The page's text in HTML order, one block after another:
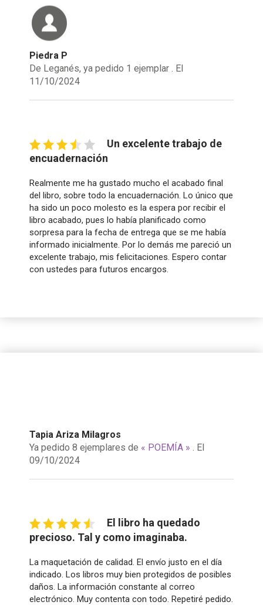
Piedra P
De Leganés, ya pedido 1 ejemplar . El
11/10/2024
Un excelente trabajo de
encuadernación
Realmente me ha gustado mucho el acabado final
del libro, sobre todo la encuadernación. Lo único que
ha sido un poco molesto es la espera por recibir el
libro acabado, pues lo había planificado como
sorpresa para la fecha de entrega que se me había
informado inicialmente. Por lo demás me pareció un
excelente trabajo, mis felicitaciones. Espero contar
con ustedes para futuros encargos.
Tapia Ariza Milagros
Ya pedido 8 ejemplares de « POEMÍA » . El
09/10/2024
El libro ha quedado
precioso. Tal y como imaginaba.
La maquetación de calidad. El envío justo en el día
indicado. Los libros muy bien protegidos de posibles
daños. La información constante al correo
electrónico. Muy contenta con todo. Repetiré pedido.